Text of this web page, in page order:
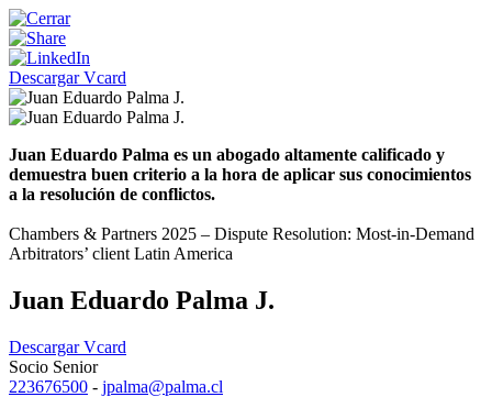
Descargar Vcard
Juan Eduardo Palma es un abogado altamente calificado y
demuestra buen criterio a la hora de aplicar sus conocimientos
a la resolución de conflictos.
Chambers & Partners 2025 – Dispute Resolution: Most-in-Demand
Arbitrators’ client Latin America
Juan Eduardo Palma J.
Descargar Vcard
Socio Senior
223676500 - jpalma@palma.cl